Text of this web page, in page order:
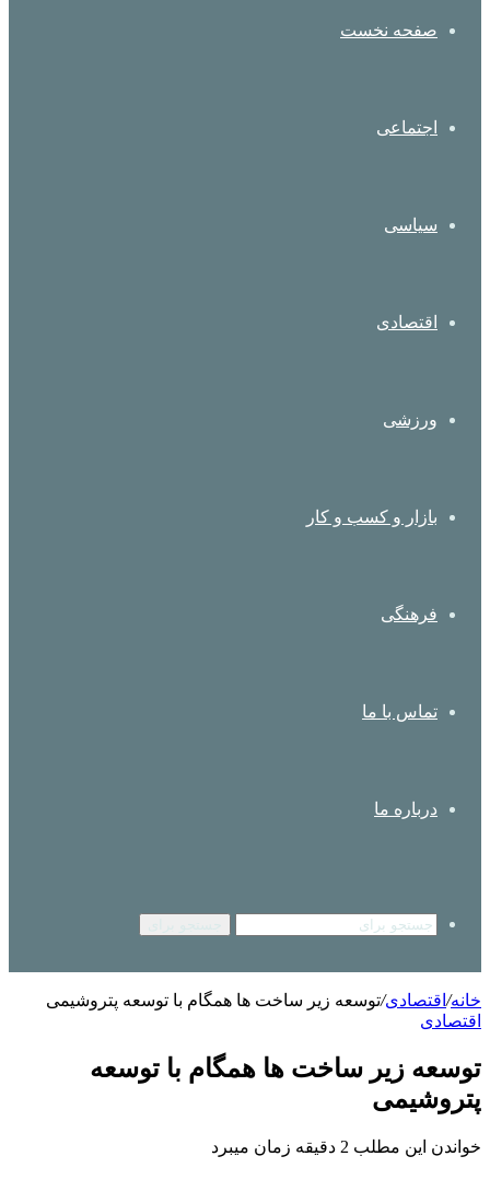
صفحه نخست
اجتماعی
سیاسی
اقتصادی
ورزشی
بازار و کسب و کار
فرهنگی
تماس با ما
درباره ما
خانه/ اقتصادی/توسعه زیر ساخت ها همگام با توسعه پتروشیمی
اقتصادی
توسعه زیر ساخت ها همگام با توسعه
پتروشیمی
خواندن این مطلب 2 دقیقه زمان میبرد